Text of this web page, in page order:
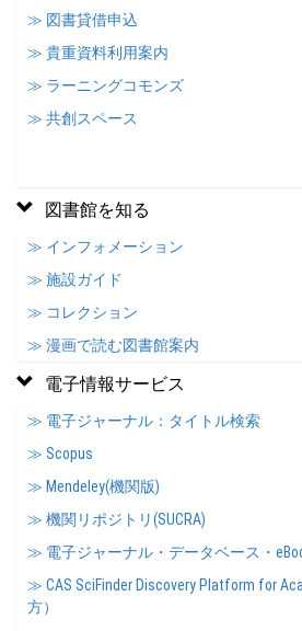
≫ 図書貸借申込
≫ 貴重資料利用案内
≫ ラーニングコモンズ
≫ 共創スペース
図書館を知る
≫ インフォメーション
≫ 施設ガイド
≫ コレクション
≫ 漫画で読む図書館案内
電子情報サービス
≫ 電子ジャーナル：タイトル検索
≫ Scopus
≫ Mendeley(機関版)
≫ 機関リポジトリ(SUCRA)
≫ 電子ジャーナル・データベース・
≫ CAS SciFinder Discovery Platform for
方）